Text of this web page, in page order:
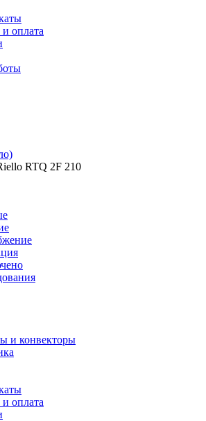
и оплата
RTQ 2F 210
и конвекторы
и оплата